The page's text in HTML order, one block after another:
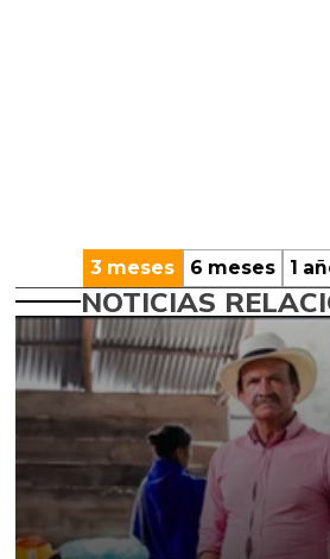
3 meses 6 meses 1
NOTICIAS